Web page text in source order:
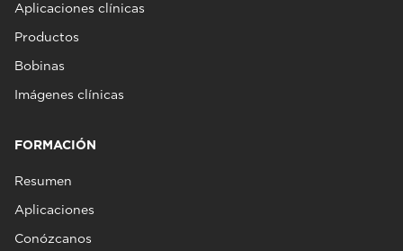
Aplicaciones clínicas
Productos
Bobinas
Imágenes clínicas
FORMACIÓN
Resumen
Aplicaciones
Conózcanos